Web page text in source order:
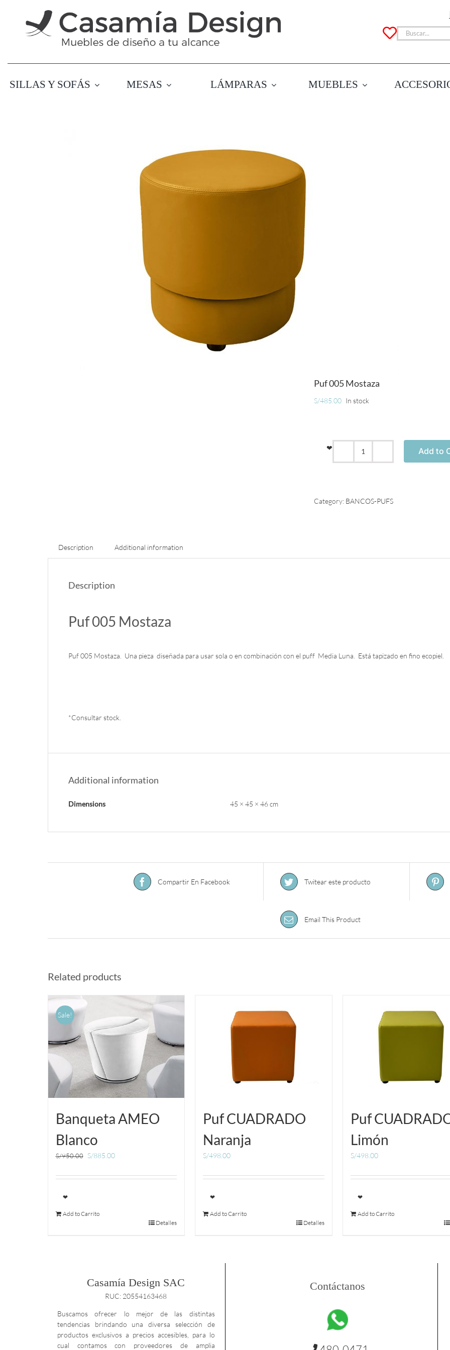
contenido
Buscar:
SILLAS Y SOFÁS MESAS LÁMPARAS MUEBLES
Puf 005 Mostaza
S/485.00 In stock
❤
Puf
Add to
Category: BANCOS-PUFS
Description Additional information
Description
Puf 005 Mostaza
Puf 005 Mostaza. Una pieza diseñada para usar sola o en combinación con el puff Media Luna. Está tapizado en fino ecopiel.
*Consultar stock.
Additional information
Dimensions 45 × 45 × 46 cm
Compartir En Facebook Twitear este producto
Email This Product
Related products
Sale!
Banqueta AMEO
Blanco
S/950.00 S/885.00
❤
Add to Carrito
Detalles
Puf CUADRADO
Naranja
S/498.00
❤
Add to Carrito
Detalles
Puf
Limón
S/498.00
❤
Add to Carrito
Casamía Design SAC
RUC: 20554163468
Buscamos ofrecer lo mejor de las distintas
tendencias brindando una diversa selección de
productos exclusivos a precios accesibles, para lo
cual contamos con proveedores de amplia
Contáctanos